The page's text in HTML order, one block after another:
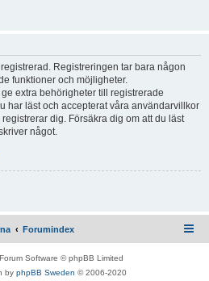
Registreringen tar bara någon
funktioner och möjligheter.
extra behörigheter till registrerade
har läst och accepterat våra användarvillkor
dig. Försäkra dig om att du läst
något.
Forumindex
Software © phpBB Limited
by phpBB Sweden © 2006-2020